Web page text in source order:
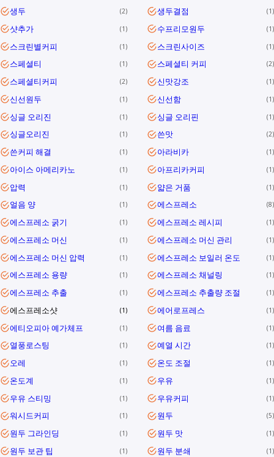
생두 2 생두결점 1
샷추가 1 수프리모원두 1
스크린별커피 1 스크린사이즈 1
스페셜티 1 스페셜티 커피 2
스페셜티커피 2 신맛강조 1
신선원두 1 신선함 1
싱글 오리진 1 싱글 오리핀 1
싱글오리진 1 쓴맛 2
쓴커피 해결 1 아라비카 1
아이스 아메리카노 1 아프리카커피 1
압력 1 얇은 거품 1
얼음 양 1 에스프레소 8
에스프레소 굵기 1 에스프레소 레시피 1
에스프레소 머신 1 에스프레소 머신 관리 1
에스프레소 머신 압력 1 에스프레소 보일러 온도 1
에스프레소 용량 1 에스프레소 채널링 1
에스프레소 추출 1 에스프레소 추출량 조절 1
에스프레소샷 1 에어로프레스 1
에티오피아 예가체프 1 여름 음료 1
열풍로스팅 1 예열 시간 1
오레 1 온도 조절 1
온도계 1 우유 1
우유 스티밍 1 우유커피 1
워시드커피 1 원두 5
원두 그라인딩 1 원두 맛 1
원두 보관 팁 1 원두 분쇄 1